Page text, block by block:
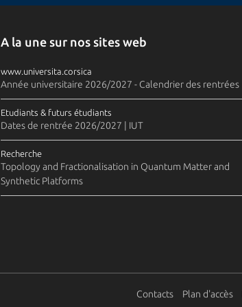
A la une sur nos sites web
www.universita.corsica
Année universitaire 2026/2027 - Calendrier des rentrées
Etudiants & futurs étudiants
Dates de rentrée 2026/2027 | IUT
Recherche
Topology and Fractionalisation in Quantum Matter and
Synthetic Platforms
Contacts Plan d'accès